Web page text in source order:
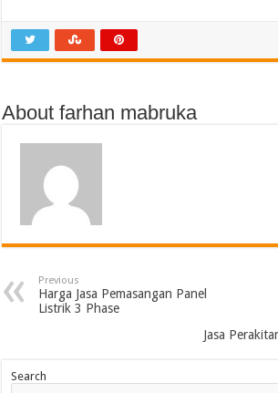
About farhan mabruka
Previous
Harga Jasa Pemasangan Panel
Listrik 3 Phase
Jasa
Search